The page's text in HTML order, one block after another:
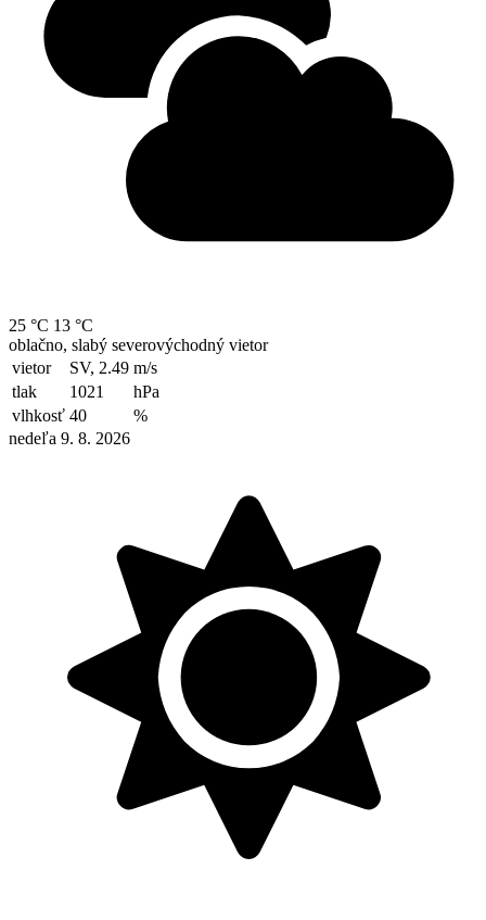
25 °C 13 °C
oblačno, slabý severovýchodný vietor
vietor
SV, 2.49 m/s
tlak
1021
hPa
vlhkosť 40
%
nedeľa 9. 8. 2026